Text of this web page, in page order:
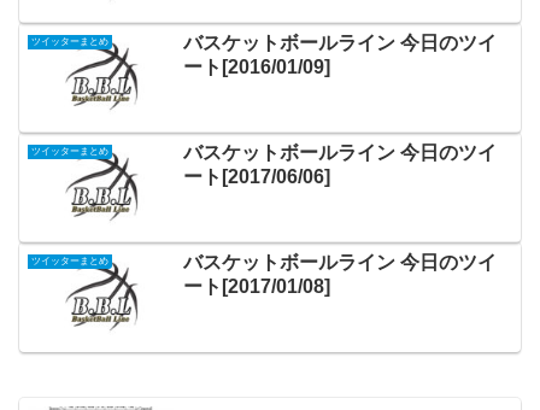
ツイッターまとめ
バスケットボールライン 今日のツイ
ート[2016/01/09]
ツイッターまとめ
バスケットボールライン 今日のツイ
ート[2017/06/06]
ツイッターまとめ
バスケットボールライン 今日のツイ
ート[2017/01/08]